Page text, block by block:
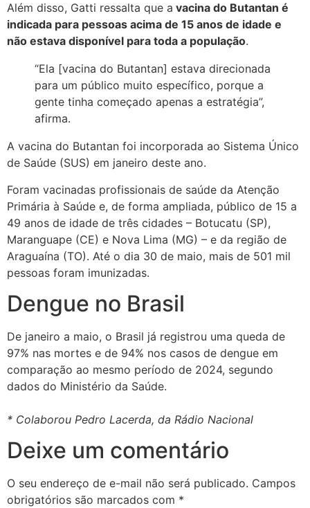
Além disso, Gatti ressalta que a vacina do Butantan é
indicada para pessoas acima de 15 anos de idade e
não estava disponível para toda a população.
“Ela [vacina do Butantan] estava direcionada
para um público muito específico, porque a
gente tinha começado apenas a estratégia”,
afirma.
A vacina do Butantan foi incorporada ao Sistema Único
de Saúde (SUS) em janeiro deste ano.
Foram vacinadas profissionais de saúde da Atenção
Primária à Saúde e, de forma ampliada, público de 15 a
49 anos de idade de três cidades – Botucatu (SP),
Maranguape (CE) e Nova Lima (MG) – e da região de
Araguaína (TO). Até o dia 30 de maio, mais de 501 mil
pessoas foram imunizadas.
Dengue no Brasil
De janeiro a maio, o Brasil já registrou uma queda de
97% nas mortes e de 94% nos casos de dengue em
comparação ao mesmo período de 2024, segundo
dados do Ministério da Saúde.
* Colaborou Pedro Lacerda, da Rádio Nacional
Deixe um comentário
O seu endereço de e-mail não será publicado. Campos
obrigatórios são marcados com *